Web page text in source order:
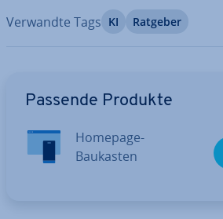
Verwandte Tags KI Ratgeber
Passende Produkte
Homepage-
Baukasten